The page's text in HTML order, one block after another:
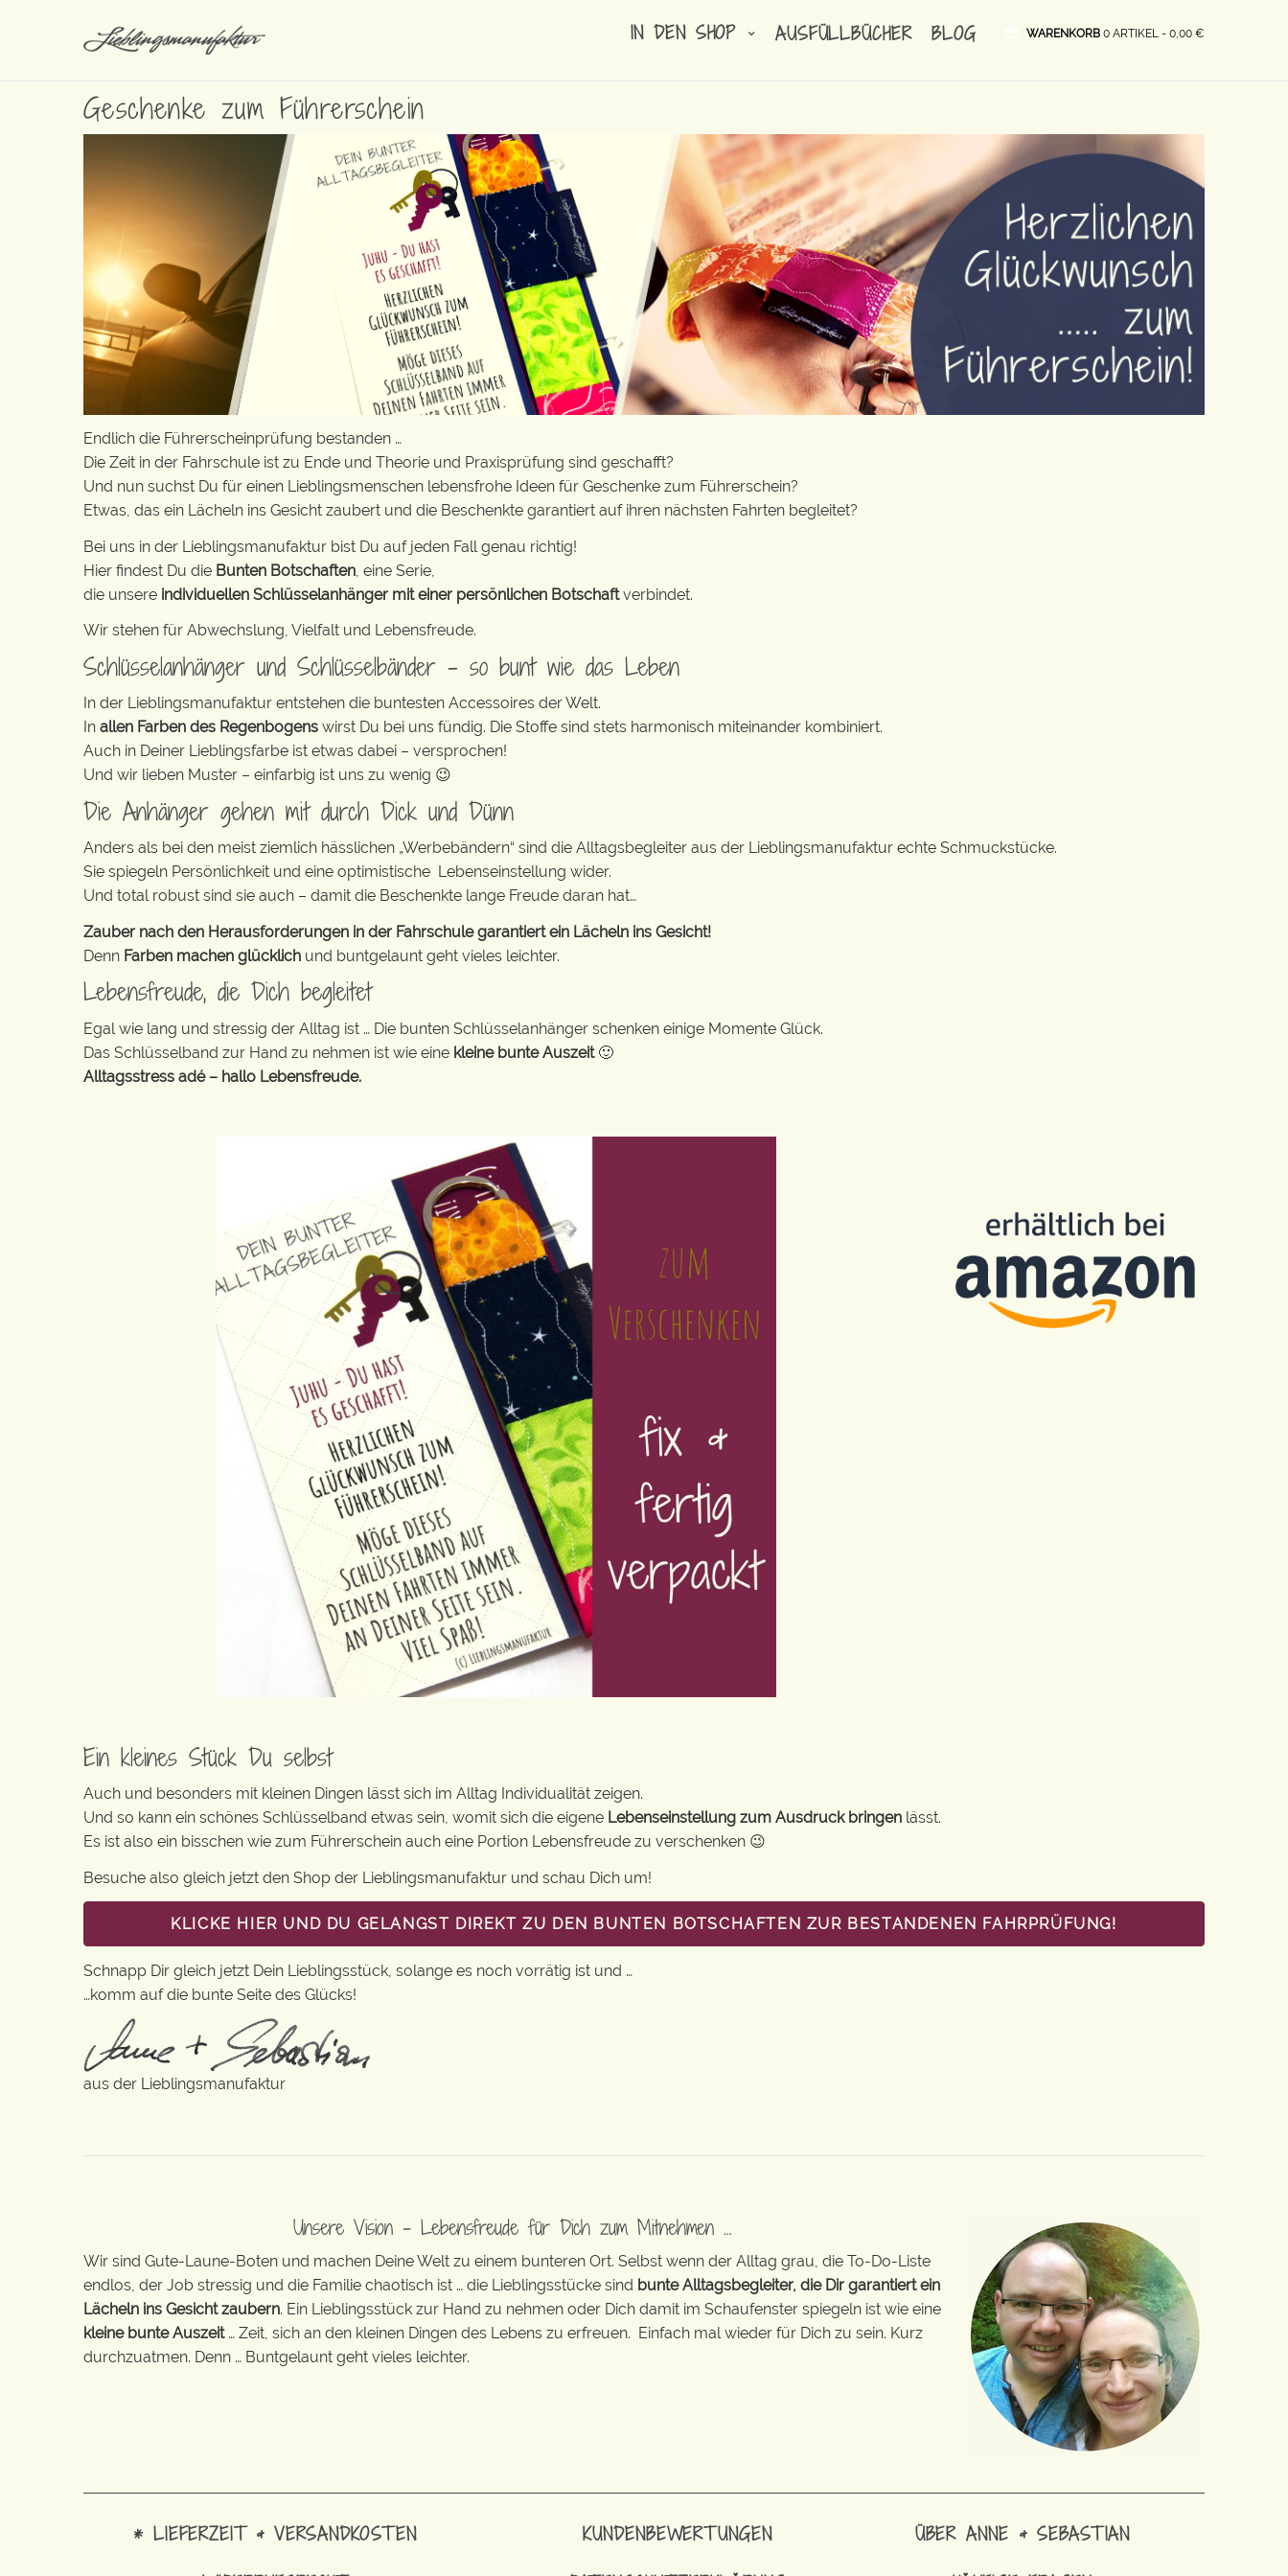
IN DEN SHOP AUSFÜLLBÜCHER BLOG WARENKORB 0 ARTIKEL - 0,00 €
Geschenke zum Führerschein
Endlich die Führerscheinprüfung bestanden …
Die Zeit in der Fahrschule ist zu Ende und Theorie und Praxisprüfung sind geschafft?
Und nun suchst Du für einen Lieblingsmenschen lebensfrohe Ideen für Geschenke zum Führerschein?
Etwas, das ein Lächeln ins Gesicht zaubert und die Beschenkte garantiert auf ihren nächsten Fahrten begleitet?
Bei uns in der Lieblingsmanufaktur bist Du auf jeden Fall genau richtig!
Hier findest Du die Bunten Botschaften , eine Serie,
die unsere individuellen Schlüsselanhänger mit einer persönlichen Botschaftverbindet.
Wir stehen für Abwechslung, Vielfalt und Lebensfreude.
Schlüsselanhänger und Schlüsselbänder – so bunt wie das Leben
In der Lieblingsmanufaktur entstehen die buntesten Accessoires der Welt.
In allen Farben des Regenbogens wirst Du bei uns fündig. Die Stoffe sind stets harmonisch miteinander kombiniert.
Auch in Deiner Lieblingsfarbe ist etwas dabei – versprochen!
Und wir lieben Muster – einfarbig ist uns zu wenig 😉
Die Anhänger gehen mit durch Dick und Dünn
Anders als bei den meist ziemlich hässlichen „Werbebändern“ sind die Alltagsbegleiter aus der Lieblingsmanufaktur echte Schmuckstücke.
Sie spiegeln Persönlichkeit und eine optimistische Lebenseinstellung wider.
Und total robust sind sie auch – damit die Beschenkte lange Freude daran hat…
Zauber nach den Herausforderungen in der Fahrschule garantiert ein Lächeln ins Gesicht!
Denn Farben machen glücklich und buntgelaunt geht vieles leichter.
Lebensfreude, die Dich begleitet
Egal wie lang und stressig der Alltag ist … Die bunten Schlüsselanhänger schenken einige Momente Glück.
Das Schlüsselband zur Hand zu nehmen ist wie eine kleine bunte Auszeit🙂
Alltagsstress adé – hallo Lebensfreude.
Ein kleines Stück Du selbst
Auch und besonders mit kleinen Dingen lässt sich im Alltag Individualität zeigen.
Und so kann ein schönes Schlüsselband etwas sein, womit sich die eigene Lebenseinstellung zum Ausdruck bringen lässt.
Es ist also ein bisschen wie zum Führerschein auch eine Portion Lebensfreude zu verschenken 😉
Besuche also gleich jetzt den Shop der Lieblingsmanufaktur und schau Dich um!
KLICKE HIER UND DU GELANGST DIREKT ZU DEN BUNTEN BOTSCHAFTEN ZUR BESTANDENEN FAHRPRÜFUNG!
Schnapp Dir gleich jetzt Dein Lieblingsstück, solange es noch vorrätig ist und …
…komm auf die bunte Seite des Glücks!
aus der Lieblingsmanufaktur
Unsere Vision – Lebensfreude für Dich zum Mitnehmen …
Wir sind Gute-Laune-Boten und machen Deine Welt zu einem bunteren Ort. Selbst wenn der Alltag grau, die To-Do-Liste
endlos, der Job stressig und die Familie chaotisch ist … die Lieblingsstücke sind bunte Alltagsbegleiter, die Dir garantiert ein
Lächeln ins Gesicht zaubern. Ein Lieblingsstück zur Hand zu nehmen oder Dich damit im Schaufenster spiegeln ist wie eine
kleine bunte Auszeit… Zeit, sich an den kleinen Dingen des Lebens zu erfreuen. Einfach mal wieder für Dich zu sein. Kurz
durchzuatmen. Denn … Buntgelaunt geht vieles leichter.
* LIEFERZEIT & VERSANDKOSTEN
KUNDENBEWERTUNGEN
ÜBER ANNE & SEBASTIAN